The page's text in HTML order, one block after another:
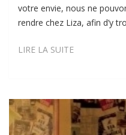
votre envie, nous ne
rendre chez Liza, afin d’y
LIRE LA SUITELIZA